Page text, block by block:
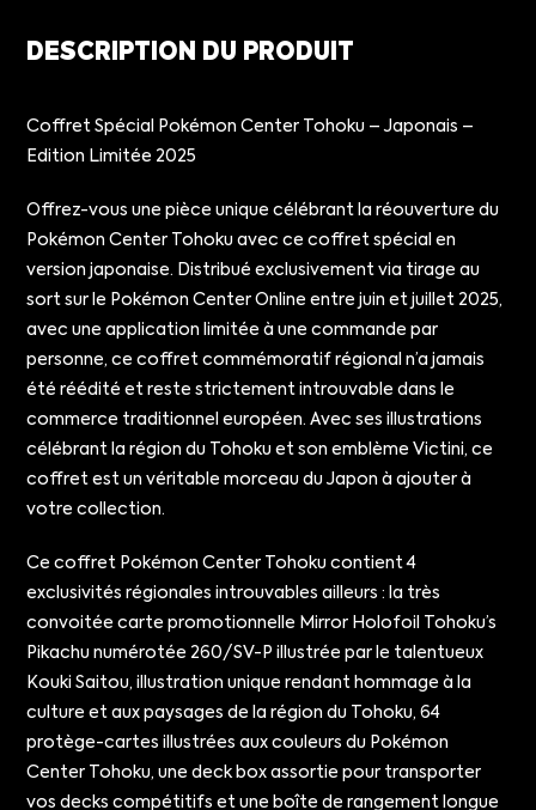
DESCRIPTION DU PRODUIT
Coffret Spécial Pokémon Center Tohoku – Japonais –
Edition Limitée 2025
Offrez-vous une pièce unique célébrant la réouverture du
Pokémon Center Tohoku avec ce coffret spécial en
version japonaise. Distribué exclusivement via tirage au
sort sur le Pokémon Center Online entre juin et juillet 2025,
avec une application limitée à une commande par
personne, ce coffret commémoratif régional n’a jamais
été réédité et reste strictement introuvable dans le
commerce traditionnel européen. Avec ses illustrations
célébrant la région du Tohoku et son emblème Victini, ce
coffret est un véritable morceau du Japon à ajouter à
votre collection.
Ce coffret Pokémon Center Tohoku contient 4
exclusivités régionales introuvables ailleurs : la très
convoitée carte promotionnelle Mirror Holofoil Tohoku’s
Pikachu numérotée 260/SV-P illustrée par le talentueux
Kouki Saitou, illustration unique rendant hommage à la
culture et aux paysages de la région du Tohoku, 64
protège-cartes illustrées aux couleurs du Pokémon
Center Tohoku, une deck box assortie pour transporter
vos decks compétitifs et une boîte de rangement longue